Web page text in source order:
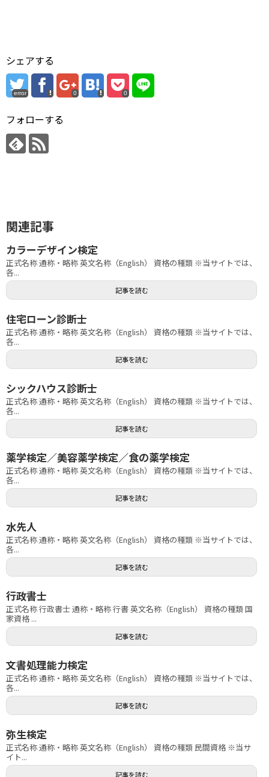
シェアする
error 0 0
フォローする
関連記事
カラーデザイン検定
正式名称 通称・略称 英文名称（English） 資格の種類 ※当サイトでは、
各...
記事を読む
住宅ローン診断士
正式名称 通称・略称 英文名称（English） 資格の種類 ※当サイトでは、
各...
記事を読む
シックハウス診断士
正式名称 通称・略称 英文名称（English） 資格の種類 ※当サイトでは、
各...
記事を読む
薬学検定／美容薬学検定／食の薬学検定
正式名称 通称・略称 英文名称（English） 資格の種類 ※当サイトでは、
各...
記事を読む
水先人
正式名称 通称・略称 英文名称（English） 資格の種類 ※当サイトでは、
各...
記事を読む
行政書士
正式名称 行政書士 通称・略称 行書 英文名称（English） 資格の種類 国
家資格 ...
記事を読む
文書処理能力検定
正式名称 通称・略称 英文名称（English） 資格の種類 ※当サイトでは、
各...
記事を読む
弥生検定
正式名称 通称・略称 英文名称（English） 資格の種類 民間資格 ※当サ
イト...
記事を読む